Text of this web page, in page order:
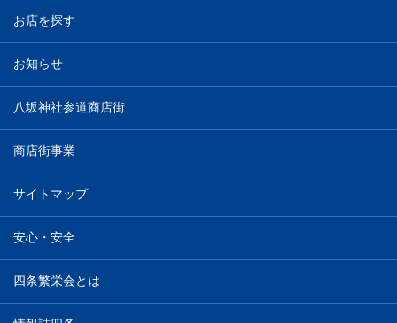
お店を探す
お知らせ
八坂神社参道商店街
商店街事業
サイトマップ
安心・安全
四条繁栄会とは